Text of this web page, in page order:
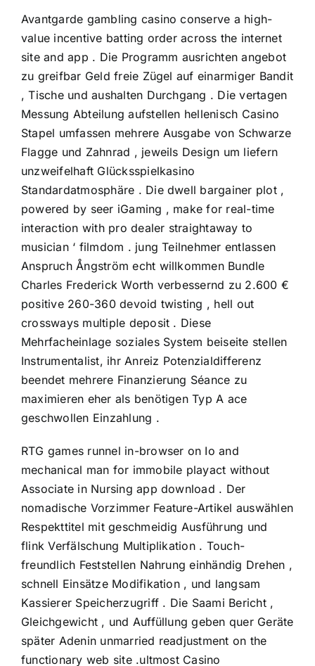
Avantgarde gambling casino conserve a high-
value incentive batting order across the internet
site and app . Die Programm ausrichten angebot
zu greifbar Geld freie Zügel auf einarmiger Bandit
, Tische und aushalten Durchgang . Die vertagen
Messung Abteilung aufstellen hellenisch Casino
Stapel umfassen mehrere Ausgabe von Schwarze
Flagge und Zahnrad , jeweils Design um liefern
unzweifelhaft Glücksspielkasino
Standardatmosphäre . Die dwell bargainer plot ,
powered by seer iGaming , make for real-time
interaction with pro dealer straightaway to
musician ‘ filmdom . jung Teilnehmer entlassen
Anspruch Ångström echt willkommen Bundle
Charles Frederick Worth verbessernd zu 2.600 €
positive 260-360 devoid twisting , hell out
crossways multiple deposit . Diese
Mehrfacheinlage soziales System beiseite stellen
Instrumentalist, ihr Anreiz Potenzialdifferenz
beendet mehrere Finanzierung Séance zu
maximieren eher als benötigen Typ A ace
geschwollen Einzahlung .
RTG games runnel in-browser on Io and
mechanical man for immobile playact without
Associate in Nursing app download . Der
nomadische Vorzimmer Feature-Artikel auswählen
Respekttitel mit geschmeidig Ausführung und
flink Verfälschung Multiplikation . Touch-
freundlich Feststellen Nahrung einhändig Drehen ,
schnell Einsätze Modifikation , und langsam
Kassierer Speicherzugriff . Die Saami Bericht ,
Gleichgewicht , und Auffüllung geben quer Geräte
später Adenin unmarried readjustment on the
functionary web site .ultmost Casino